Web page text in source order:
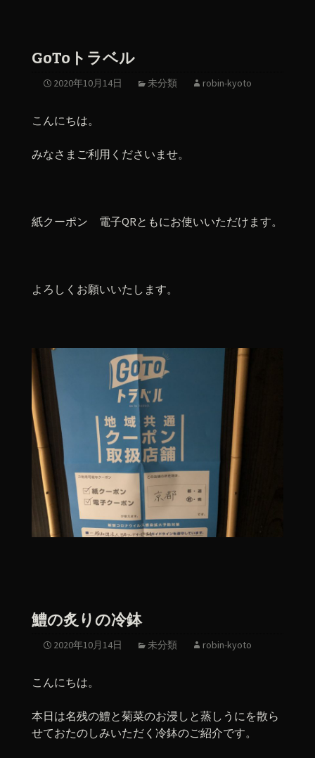
GoToトラベル
2020年10月14日 未分類 robin-kyoto
こんにちは。
みなさまご利用くださいませ。
紙クーポン 電子QRともにお使いいただけます。
よろしくお願いいたします。
鱧の炙りの冷鉢
2020年10月14日 未分類 robin-kyoto
こんにちは。
本日は名残の鱧と菊菜のお浸しと蒸しうにを散ら
せておたのしみいただく冷鉢のご紹介です。